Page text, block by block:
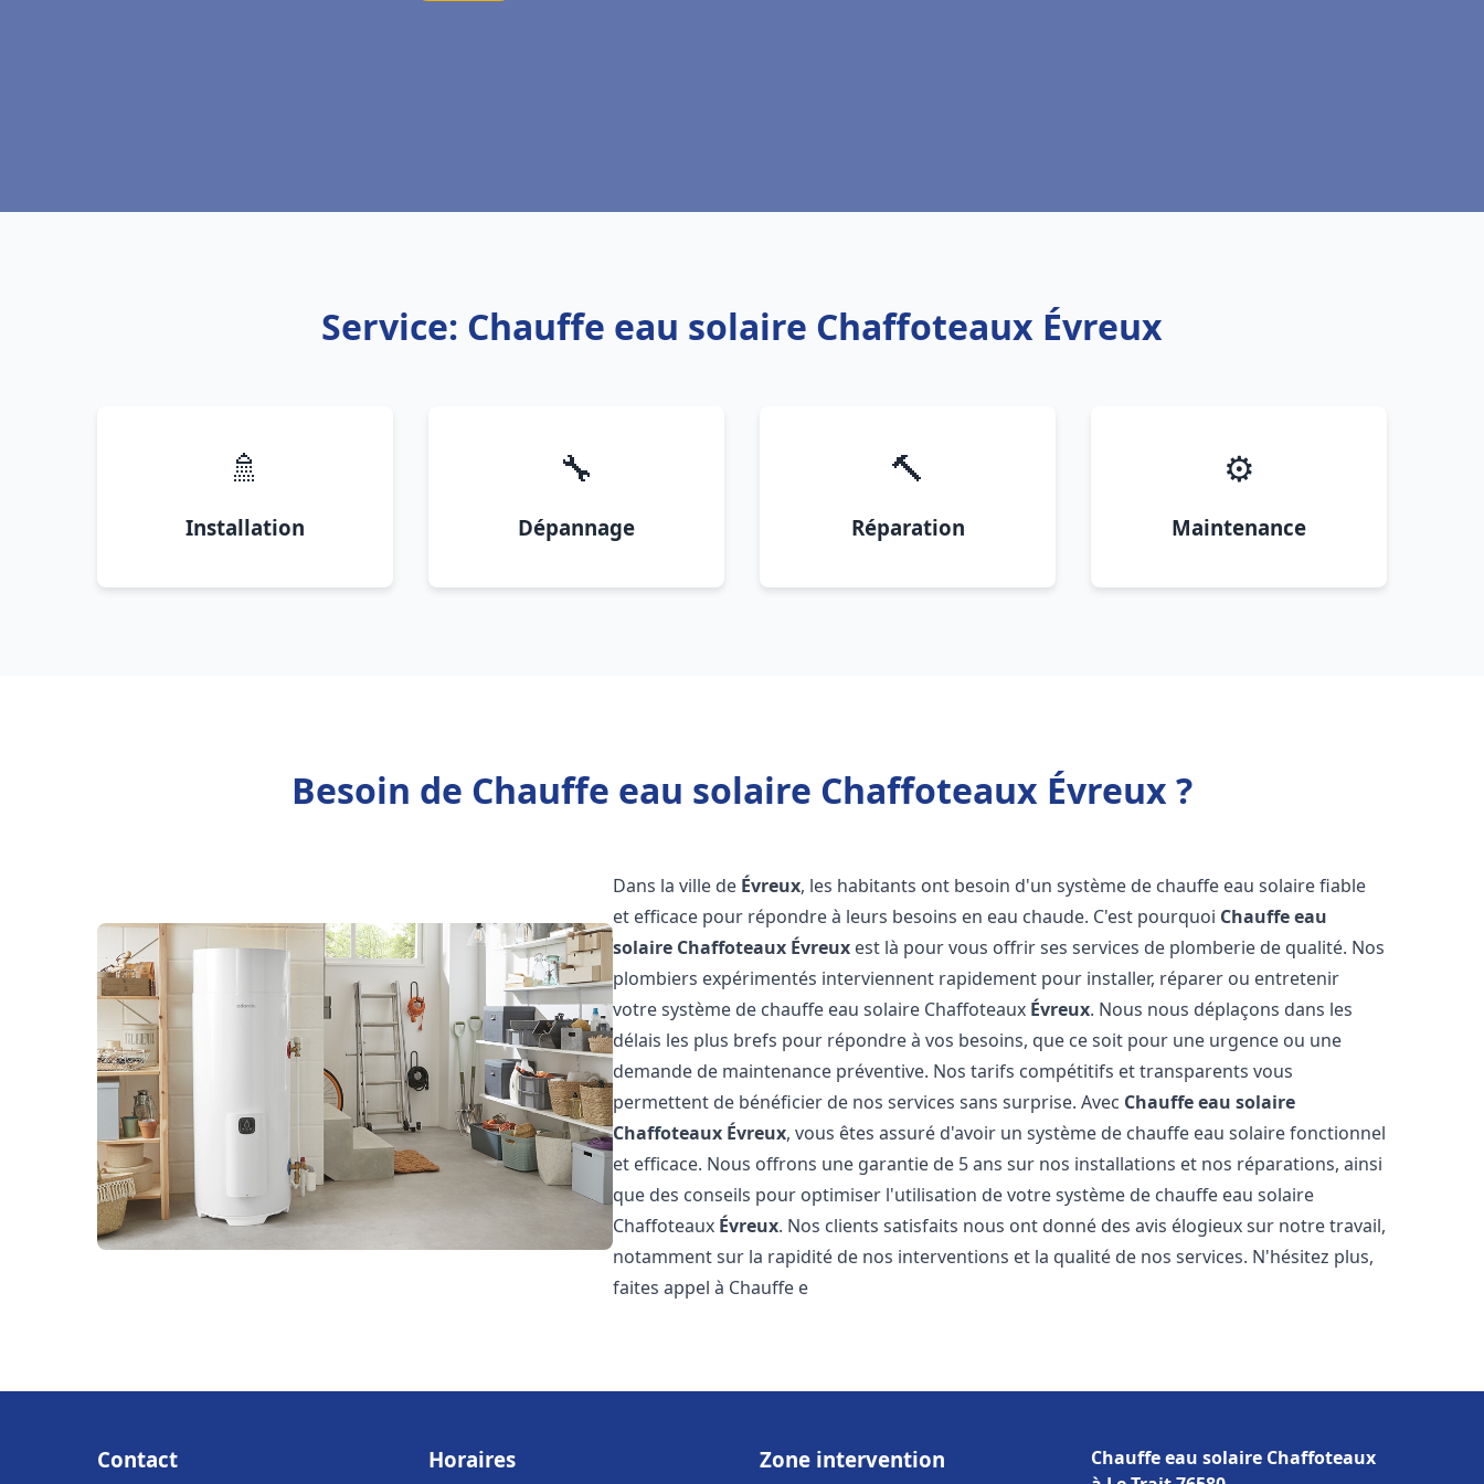
Service: Chauffe eau solaire Chaffoteaux Évreux
🚿
Installation
🔧
Dépannage
🔨
Réparation
⚙️
Maintenance
Besoin de Chauffe eau solaire Chaffoteaux Évreux ?
Dans la ville de Évreux, les habitants ont besoin d'un système de chauffe eau solaire fiable
et efficace pour répondre à leurs besoins en eau chaude. C'est pourquoi Chauffe eau
solaire Chaffoteaux Évreux est là pour vous offrir ses services de plomberie de qualité. Nos
plombiers expérimentés interviennent rapidement pour installer, réparer ou entretenir
votre système de chauffe eau solaire Chaffoteaux Évreux. Nous nous déplaçons dans les
délais les plus brefs pour répondre à vos besoins, que ce soit pour une urgence ou une
demande de maintenance préventive. Nos tarifs compétitifs et transparents vous
permettent de bénéficier de nos services sans surprise. Avec Chauffe eau solaire
Chaffoteaux Évreux, vous êtes assuré d'avoir un système de chauffe eau solaire fonctionnel
et efficace. Nous offrons une garantie de 5 ans sur nos installations et nos réparations, ainsi
que des conseils pour optimiser l'utilisation de votre système de chauffe eau solaire
Chaffoteaux Évreux. Nos clients satisfaits nous ont donné des avis élogieux sur notre travail,
notamment sur la rapidité de nos interventions et la qualité de nos services. N'hésitez plus,
faites appel à Chauffe e
Contact Horaires Zone intervention
Chauffe eau solaire Chaffoteaux